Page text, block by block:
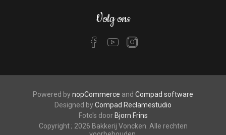
Volg ons
Powered bynopCommerce and Compad software
Designed byCompad Reclamestudio
Foto's door Bjorn Frins
Copyright ; 2026 Bakkerij Voncken. Alle rechten